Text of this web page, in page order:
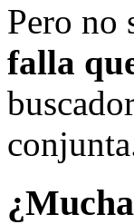
Pero no
falla